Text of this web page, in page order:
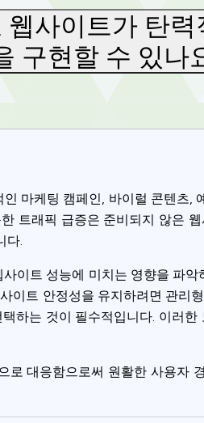
사이트가 탄
구현할 수 있나
마케팅 캠페인, 바이럴 콘텐츠,
트래픽 급증은 준비되지 않은
다.
이트 성능에 미치는 영향을 파
이트 안정성을 유지하려면 관리
하는 것이 필수적입니다. 이러
대응함으로써 원활한 사용자
content and improve your
to manage categories